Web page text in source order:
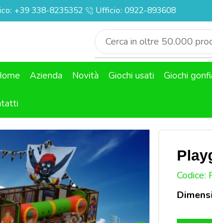
+39 338-8235352 Ufficio: 0922-893608
Azienda Novità Giochi usati Giochi
Codice: